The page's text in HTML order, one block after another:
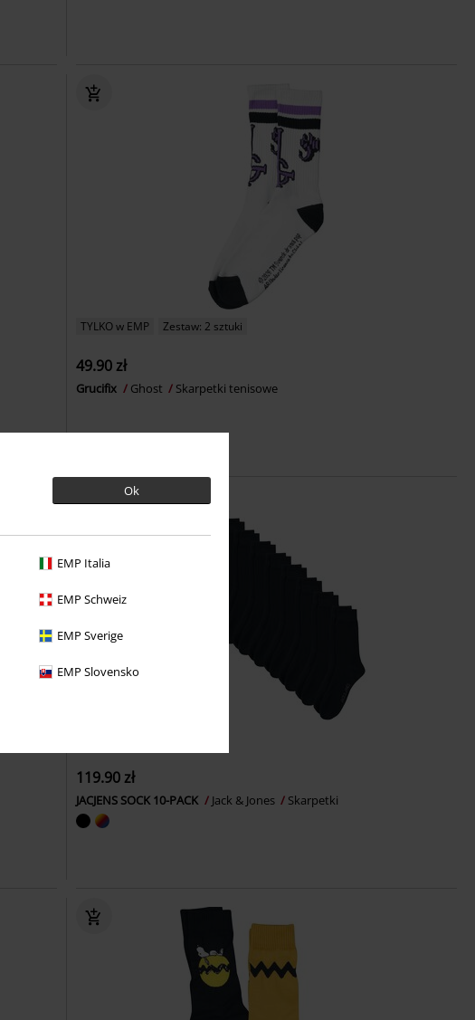
Ok
EMP Italia
EMP Schweiz
EMP Sverige
EMP Slovensko
TYLKO w EMP Zestaw: 2 sztuki
49.90 zł
Grucifix Ghost Skarpetki tenisowe
119.90 zł
JACJENS SOCK 10-PACK Jack & Jones Skarpetki